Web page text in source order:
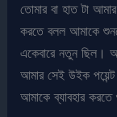
তোমার বা হাত টা
করতে বলল আমাকে
একেবারে নতুন ছিল।
আমার সেই উইক
আমাকে ব্যাবহার